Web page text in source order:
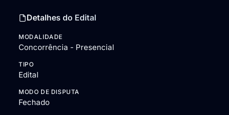
Detalhes do Edital
MODALIDADE
Concorrência - Presencial
TIPO
Edital
MODO DE DISPUTA
Fechado